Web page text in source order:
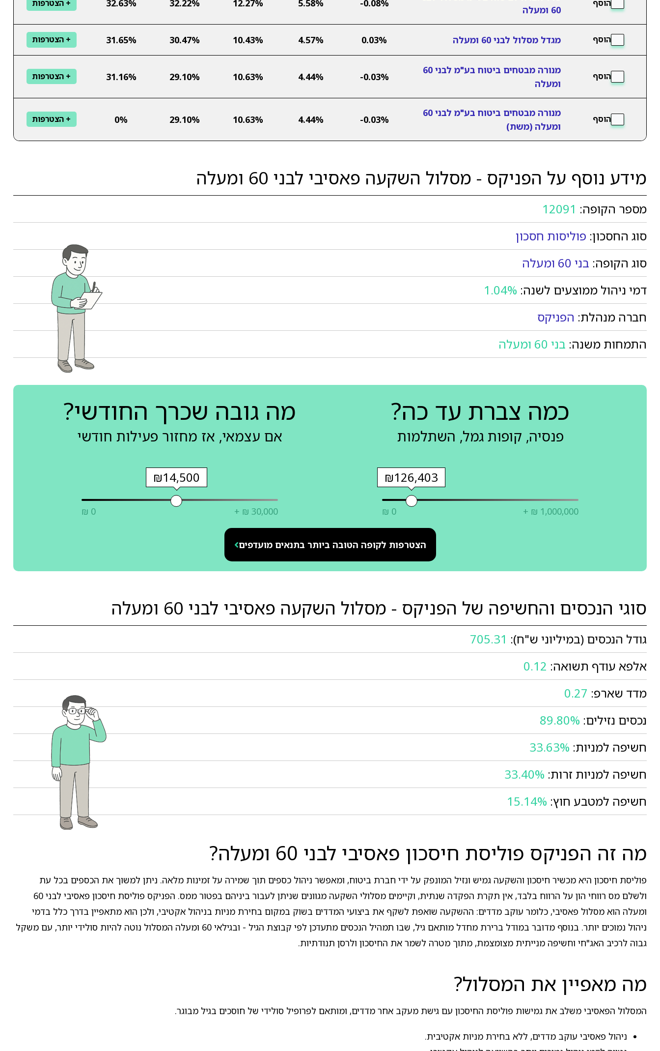
הוסף
60 ומעלה
-0.08%
5.58%
12.27%
32.22%
32.63% + הצטרפות
הוסף מגדל מסלול לבני 60 ומעלה 0.03%
4.57%
10.43%
30.47%
31.65% + הצטרפות
הוסף
מנורה מבטחים ביטוח בע"מ לבני 60
ומעלה
-0.03%
4.44%
10.63%
29.10%
31.16% + הצטרפות
הוסף
מנורה מבטחים ביטוח בע"מ לבני 60
ומעלה (משת)
-0.03%
4.44%
10.63%
29.10%
0% + הצטרפות
מידע נוסף על הפניקס - מסלול השקעה פאסיבי לבני 60 ומעלה
מספר הקופה: 12091
סוג החסכון: פוליסות חסכון
סוג הקופה: בני 60 ומעלה
דמי ניהול ממוצעים לשנה: 1.04%
חברה מנהלת: הפניקס
התמחות משנה: בני 60 ומעלה
כמה צברת עד כה?
פנסיה, קופות גמל, השתלמות
₪126,403
₪ 0 + ₪ 1,000,000
מה גובה שכרך החודשי?
אם עצמאי, אז מחזור פעילות חודשי
₪14,500
₪ 0 + ₪ 30,000
הצטרפות לקופה הטובה ביותר בתנאים מועדפים
סוגי הנכסים והחשיפה של הפניקס - מסלול השקעה פאסיבי לבני 60 ומעלה
גודל הנכסים (במיליוני ש"ח): 705.31
אלפא עודף תשואה: 0.12
מדד שארפ: 0.27
נכסים נזילים: 89.80%
חשיפה למניות: 33.63%
חשיפה למניות זרות: 33.40%
חשיפה למטבע חוץ: 15.14%
מה זה הפניקס פוליסת חיסכון פאסיבי לבני 60 ומעלה?
פוליסת חיסכון היא מכשיר חיסכון והשקעה גמיש ונזיל המונפק על ידי חברת ביטוח, ומאפשר ניהול כספים תוך שמירה על זמינות מלאה. ניתן למשוך את הכספים בכל עת
ולשלם מס רווחי הון על הרווח בלבד, אין תקרת הפקדה שנתית, וקיימים מסלולי השקעה מגוונים שניתן לעבור ביניהם בפטור ממס. הפניקס פוליסת חיסכון פאסיבי לבני 60
ומעלה הוא מסלול פאסיבי, כלומר עוקב מדדים: ההשקעה שואפת לשקף את ביצועי המדדים בשוק במקום בחירת מניות בניהול אקטיבי, ולכן הוא מתאפיין בדרך כלל בדמי
ניהול נמוכים יותר. בנוסף מדובר במודל ברירת מחדל מותאם גיל, שבו תמהיל הנכסים מתעדכן לפי קבוצת הגיל - ובגילאי 60 ומעלה המסלול נוטה להיות סולידי יותר, עם משקל
גבוה לרכיב האג"חי וחשיפה מנייתית מצומצמת, מתוך מטרה לשמר את החיסכון ולרסן תנודתיות.
מה מאפיין את המסלול?
המסלול הפאסיבי משלב את גמישות פוליסת החיסכון עם גישת מעקב אחר מדדים, ומותאם לפרופיל סולידי של חוסכים בגיל מבוגר.
ניהול פאסיבי עוקב מדדים, ללא בחירת מניות אקטיבית.